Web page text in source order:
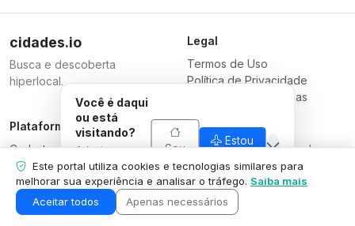
cidades.io
Busca e descoberta
hiperlocal.
Legal
Termos de Uso
Política de Privacidade
Termos para Empresas
Plataforma
Cadastrar Empresa
Planos
Contate-nos
Área da Empresa
Responsável
Serverplace Serviços de
Internet
CNPJ 04.114.466/0001-79
© 2026
Este portal utiliza cookies e tecnologias similares para
melhorar sua experiência e analisar o tráfego. Saiba mais
Aceitar todos
Apenas necessários
Você é daqui
ou está
visitando?
Adaptamos o
que mostramos
pra sua
situação.
Sou
daqui
Estou